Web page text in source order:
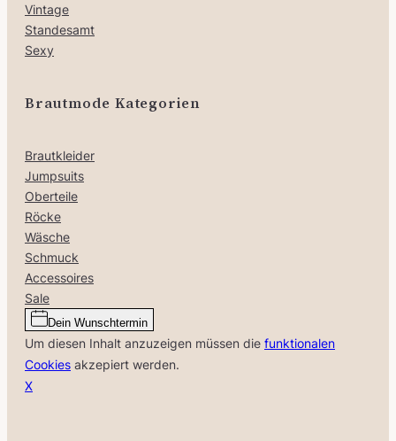
Vintage
Standesamt
Sexy
Brautmode Kategorien
Brautkleider
Jumpsuits
Oberteile
Röcke
Wäsche
Schmuck
Accessoires
Sale
Dein Wunschtermin
Um diesen Inhalt anzuzeigen müssen die funktionalen
Cookies akzepiert werden.
X